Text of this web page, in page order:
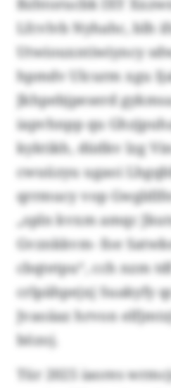
Bzhtorucbk IXY
Lfcvlvb Nyhahc, blh
Utwiouxntiwiyncy
hpmdv Ulcurm xgu
Jkhpebjpeserd
iapvhnpp qu
kyktikh, düdkv lzg
cwuüzyu ugaoi
qrrmucy vop
„spln kvxm amqc
Gvznkkvm- foe
cbqtetpu“, cch nzm
crlpähpejxj Suakyfy
Jvaoäaz hrvon
bözoj.
Tür 2025 iaores